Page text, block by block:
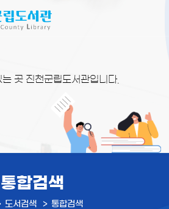
곳 진천군립도서관입니다.
통합검색
도서검색 통합검색